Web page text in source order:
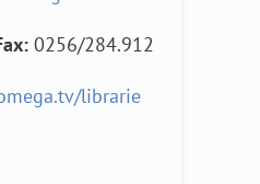
0256/284.912
librarie